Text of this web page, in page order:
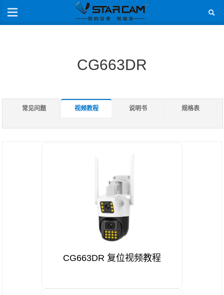
CG663DR
常见问题 视频教程 说明书 规格表
CG663DR 复位视频教程